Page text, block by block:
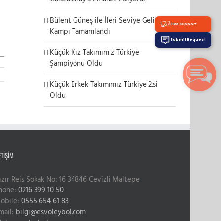
Bülent Güneş ile İleri Seviye Gelişim
Kampı Tamamlandı
Küçük Kız Takımımız Türkiye
Şampiyonu Oldu
Küçük Erkek Takımımız Türkiye 2.si
Oldu
Reis Sokak No: 16 34846 Cevizli Maltepe
0216 399 10 50
0555 654 61 83
bilgi@esvoleybol.com
Live Support
Submit Request